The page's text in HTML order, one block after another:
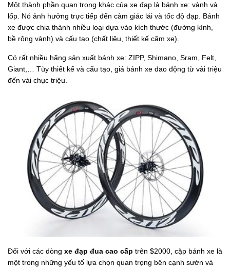
Một thành phần quan trọng khác của xe đạp là bánh xe: vành và
lốp. Nó ảnh hưởng trực tiếp đến cảm giác lái và tốc độ đạp. Bánh
xe được chia thành nhiều loại dựa vào kích thước (đường kính,
bề rộng vành) và cấu tạo (chất liệu, thiết kế căm xe).
Có rất nhiều hãng sản xuất bánh xe: ZIPP, Shimano, Sram, Felt,
Giant,… Tùy thiết kế và cấu tạo, giá bánh xe dao động từ vài triệu
đến vài chục triệu.
Đối với các dòng xe đạp đua cao cấp trên $2000, cặp bánh xe là
một trong những yếu tố lựa chọn quan trọng bên cạnh sườn và